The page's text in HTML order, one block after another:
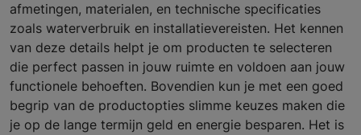
afmetingen, materialen, en technische specificaties
zoals waterverbruik en installatievereisten. Het kennen
van deze details helpt je om producten te selecteren
die perfect passen in jouw ruimte en voldoen aan jouw
functionele behoeften. Bovendien kun je met een goed
begrip van de productopties slimme keuzes maken die
je op de lange termijn geld en energie besparen. Het is